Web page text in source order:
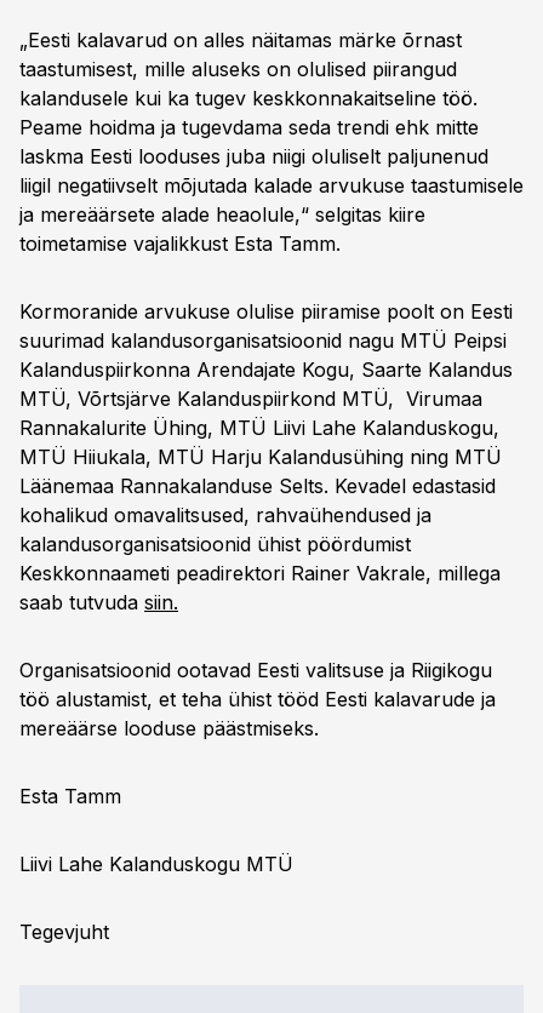
„Eesti kalavarud on alles näitamas märke õrnast
taastumisest, mille aluseks on olulised piirangud
kalandusele kui ka tugev keskkonnakaitseline töö.
Peame hoidma ja tugevdama seda trendi ehk mitte
laskma Eesti looduses juba niigi oluliselt paljunenud
liigil negatiivselt mõjutada kalade arvukuse taastumisele
ja mereäärsete alade heaolule,“ selgitas kiire
toimetamise vajalikkust Esta Tamm.
Kormoranide arvukuse olulise piiramise poolt on Eesti
suurimad kalandusorganisatsioonid nagu MTÜ Peipsi
Kalanduspiirkonna Arendajate Kogu, Saarte Kalandus
MTÜ, Võrtsjärve Kalanduspiirkond MTÜ, Virumaa
Rannakalurite Ühing, MTÜ Liivi Lahe Kalanduskogu,
MTÜ Hiiukala, MTÜ Harju Kalandusühing ning MTÜ
Läänemaa Rannakalanduse Selts. Kevadel edastasid
kohalikud omavalitsused, rahvaühendused ja
kalandusorganisatsioonid ühist pöördumist
Keskkonnaameti peadirektori Rainer Vakrale, millega
saab tutvuda siin.
Organisatsioonid ootavad Eesti valitsuse ja Riigikogu
töö alustamist, et teha ühist tööd Eesti kalavarude ja
mereäärse looduse päästmiseks.
Esta Tamm
Liivi Lahe Kalanduskogu MTÜ
Tegevjuht